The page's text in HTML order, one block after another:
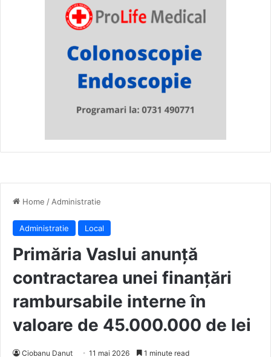
Home / Administratie
Administratie Local
Primăria Vaslui anunță
contractarea unei finanțări
rambursabile interne în
valoare de 45.000.000 de lei
Ciobanu Danut 11 mai 2026 1 minute read